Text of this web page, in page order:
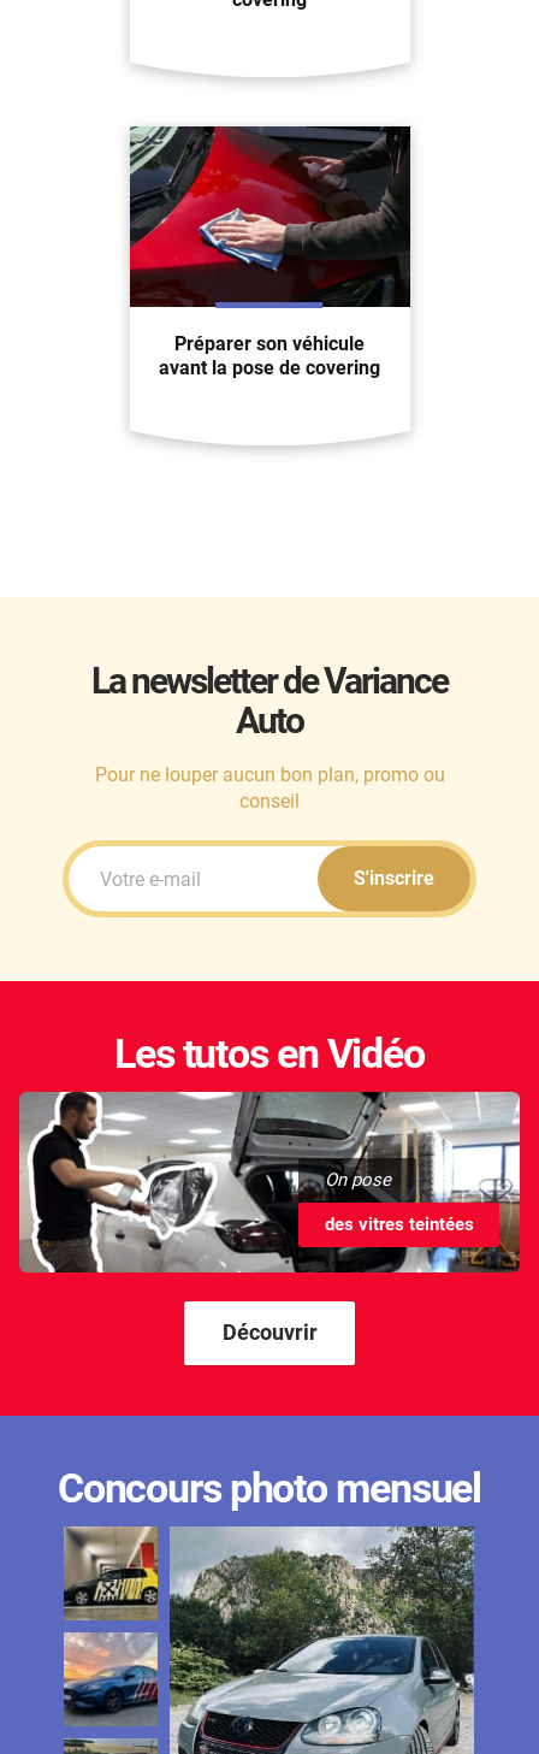
Préparer son véhicule
avant la pose de covering
La newsletter de Variance
Auto
Pour ne louper aucun bon plan, promo ou
conseil
S'inscrire
Les tutos en Vidéo
On pose
des vitres teintées
Découvrir
Concours photo mensuel